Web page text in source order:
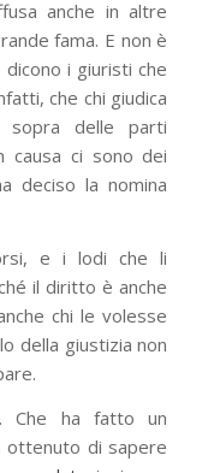
anche in altre
fama. E non è
i giuristi che
che chi giudica
delle parti
ci sono dei
deciso la nomina
e i lodi che li
il diritto è anche
chi le volesse
della giustizia non
. Che ha fatto un
ottenuto di sapere